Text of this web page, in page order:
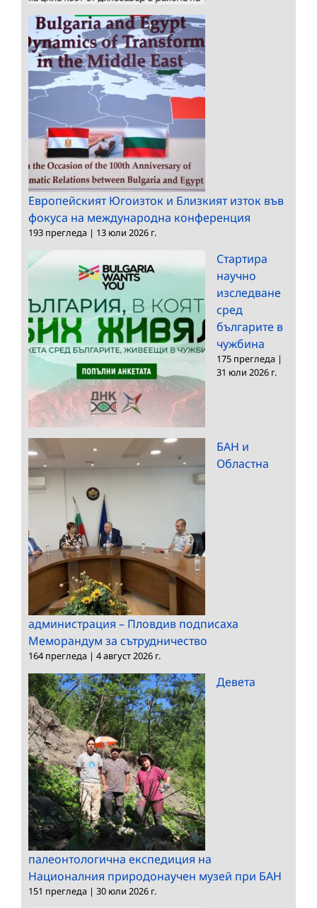
Европейският Югоизток и Близкият изток във
фокуса на международна конференция
193 прегледа | 13 юли 2026 г.
Стартира
научно
изследване
сред
българите в
чужбина
175 прегледа |
31 юли 2026 г.
БАН и
Областна
администрация – Пловдив подписаха
Меморандум за сътрудничество
164 прегледа | 4 август 2026 г.
Девета
палеонтологична експедиция на
Националния природонаучен музей при БАН
151 прегледа | 30 юли 2026 г.